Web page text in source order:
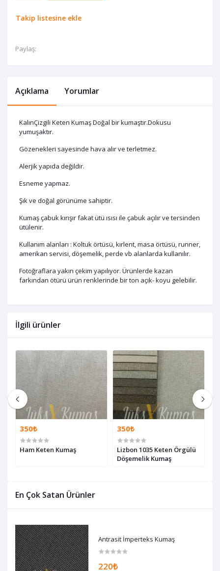
Takip listesine ekle
Paylaş:
En Çok Satan Ürünler
Antrasit İmperteks Kumaş
220₺
Açıklama Yorumlar
KalınÇizgili Keten Kumaş Doğal bir kumaştır.Dokusu
yumuşaktır.
Gözenekleri sayesinde hava alır ve terletmez.
Alerjik yapıda değildir.
Esneme yapmaz.
Şık ve doğal görünüme sahiptir.
Kumaş çabuk kırışır fakat ütü ısısı ile çabuk açılır ve tersinden
ütülenir.
Kullanım alanları : Koltuk örtüsü, kırlent, masa örtüsü, runner,
amerikan servisi, döşemelik, perde vb alanlarda kullanılır.
Fotoğraflara yakın çekim yapılıyor. Ürünlerde kazan
farkından ötürü ürün renklerinde bir ton açık- koyu gelebilir.
İlgili ürünler
350₺
Ham Keten Kumaş
350₺
Lizbon 1035 Keten Örgülü
Döşemelik Kumaş